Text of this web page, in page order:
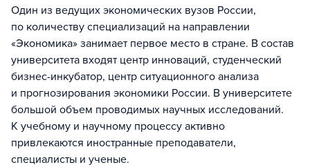
Один из ведущих экономических вузов России,
по количеству специализаций на направлении
«Экономика» занимает первое место в стране. В состав
университета входят центр инноваций, студенческий
бизнес-инкубатор, центр ситуационного анализа
и прогнозирования экономики России. В университете
большой объем проводимых научных исследований.
К учебному и научному процессу активно
привлекаются иностранные преподаватели,
специалисты и ученые.